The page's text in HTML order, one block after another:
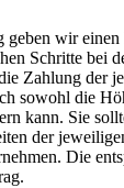
geben wir
Schritte bei
Zahlung der
sowohl die
kann. Sie
der
Die